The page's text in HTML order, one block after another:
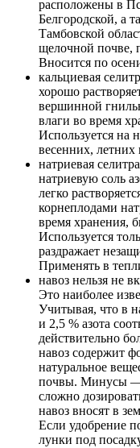
расположены в
Белгородской, а
Тамбовской
щелочной почве,
Вносится по
кальциевая
хорошо
вершинной
влаги во время
Используется на
весенних, летних
натриевая
натриевую соль
легко
корнеплодами
время хранения,
Используется
раздражает
Применять в
навоз нельзя не
Это наиболее
Учитывая, что в
и 2,5 % азота
действительно
навоз содержит
натуральное
почвы. Минусы —
сложно
навоз вносят в
Если удобрение
лунки под